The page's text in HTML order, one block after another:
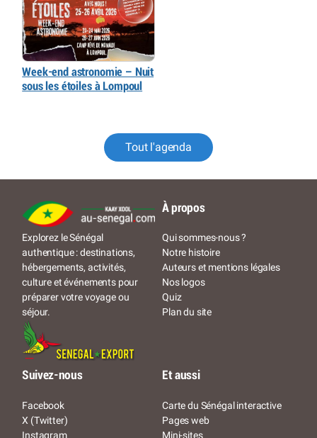
Week-end astronomie – Nuit
sous les étoiles à Lompoul
Tout l'agenda
Explorez le Sénégal
authentique : destinations,
hébergements, activités,
culture et événements pour
préparer votre voyage ou
séjour.
À propos
Qui sommes-nous ?
Notre histoire
Auteurs et mentions légales
Nos logos
Quiz
Plan du site
Suivez-nous
Facebook
X (Twitter)
Instagram
Et aussi
Carte du Sénégal interactive
Pages web
Mini-sites